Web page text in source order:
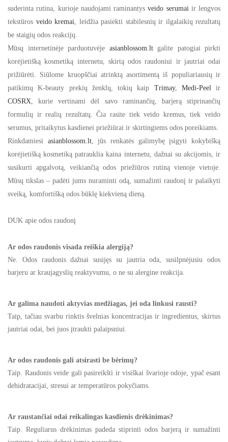
suderinta rutina, kurioje naudojami raminantysveido serumaiir lengvos
tekstūros veido kremai, leidžia pasiekti stabilesnių ir ilgalaikių rezultatų
be staigių odos reakcijų.
Mūsų internetinėje parduotuvėje asianblossom.ltgalite patogiai pirkti
korėjietišką kosmetiką internetu, skirtą odos raudoniui ir jautriai odai
prižiūrėti. Siūlome kruopščiai atrinktą asortimentą iš populiariausių ir
patikimų K-beauty prekių ženklų, tokių kaip Trimay, Medi-Peelir
COSRX, kurie vertinami dėl savo raminančių, barjerą stiprinančių
formulių ir realių rezultatų. Čia rasite tiek veido kremus, tiek veido
serumus, pritaikytus kasdienei priežiūrai ir skirtingiems odos poreikiams.
Rinkdamiesi asianblossom.lt, jūs renkatės galimybę įsigyti kokybišką
korėjietišką kosmetiką patrauklia kaina internetu, dažnai su akcijomis, ir
susikurti apgalvotą, veikiančią odos priežiūros rutiną vienoje vietoje.
Mūsų tikslas – padėti jums nuraminti odą, sumažinti raudonį ir palaikyti
sveiką, komfortišką odos būklę kiekvieną dieną.
DUK apie odos raudonį
Ar odos raudonis visada reiškia alergiją?
Ne. Odos raudonis dažnai susijęs su jautria oda, susilpnėjusiu odos
barjeru ar kraujagyslių reaktyvumu, o ne su alergine reakcija.
Ar galima naudoti aktyvias medžiagas, jei oda linkusi rausti?
Taip, tačiau svarbu rinktis švelnias koncentracijas ir ingredientus, skirtus
jautriai odai, bei juos įtraukti palaipsniui.
Ar odos raudonis gali atsirasti be bėrimų?
Taip. Raudonis veide gali pasireikšti ir visiškai švarioje odoje, ypač esant
dehidratacijai, stresui ar temperatūros pokyčiams.
Ar raustančiai odai reikalingas kasdienis drėkinimas?
Taip. Reguliarus drėkinimas padeda stiprinti odos barjerą ir sumažinti